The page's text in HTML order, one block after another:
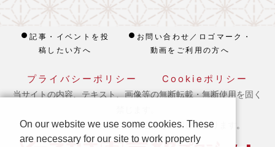
記事・イベントを投
稿したい方へ
お問い合わせ／ロゴマーク・
動画をご利用の方へ
プライバシーポリシー Cookieポリシー
当サイトの内容、テキスト、画像等の無断転載・無断使用を固く
※ 本ホームページの運営は宿泊税を活用しております。
On our website we use some cookies. These
are necessary for our site to work properly